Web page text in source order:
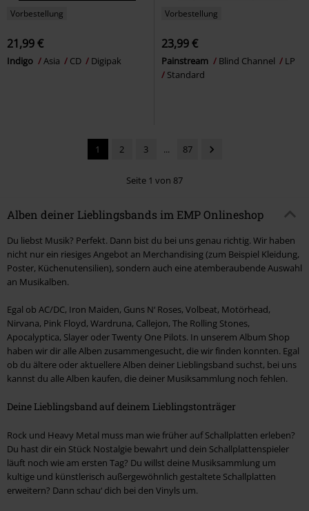
Vorbestellung
21,99 €
Indigo Asia CD Digipak
Vorbestellung
23,99 €
Painstream Blind Channel
LP
Standard
1 2 3 ... 87
Seite 1 von 87
Alben deiner Lieblingsbands im EMP Onlineshop
Du liebst Musik? Perfekt. Dann bist du bei uns genau richtig. Wir haben
nicht nur ein riesiges Angebot an Merchandising (zum Beispiel Kleidung,
Poster, Küchenutensilien), sondern auch eine atemberaubende Auswahl
an Musikalben.
Egal ob AC/DC, Iron Maiden, Guns N‘ Roses, Volbeat, Motörhead,
Nirvana, Pink Floyd, Wardruna, Callejon, The Rolling Stones,
Apocalyptica, Slayer oder Twenty One Pilots. In unserem Album Shop
haben wir dir alle Alben zusammengesucht, die wir finden konnten. Egal
ob du ältere oder aktuellere Alben deiner Lieblingsband suchst, bei uns
kannst du alle Alben kaufen, die deiner Musiksammlung noch fehlen.
Deine Lieblingsband auf deinem Lieblingstonträger
Rock und Heavy Metal muss man wie früher auf Schallplatten erleben?
Du hast dir ein Stück Nostalgie bewahrt und dein Schallplattenspieler
läuft noch wie am ersten Tag? Du willst deine Musiksammlung um
kultige und künstlerisch außergewöhnlich gestaltete Schallplatten
erweitern? Dann schau‘ dich bei den Vinyls um.